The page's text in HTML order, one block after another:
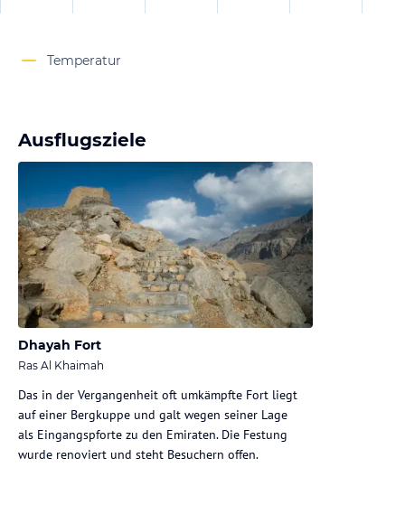
Temperatur
Ausflugsziele
Dhayah Fort
Ras Al Khaimah
Das in der Vergangenheit oft umkämpfte Fort liegt
auf einer Bergkuppe und galt wegen seiner Lage
als Eingangspforte zu den Emiraten. Die Festung
wurde renoviert und steht Besuchern offen.